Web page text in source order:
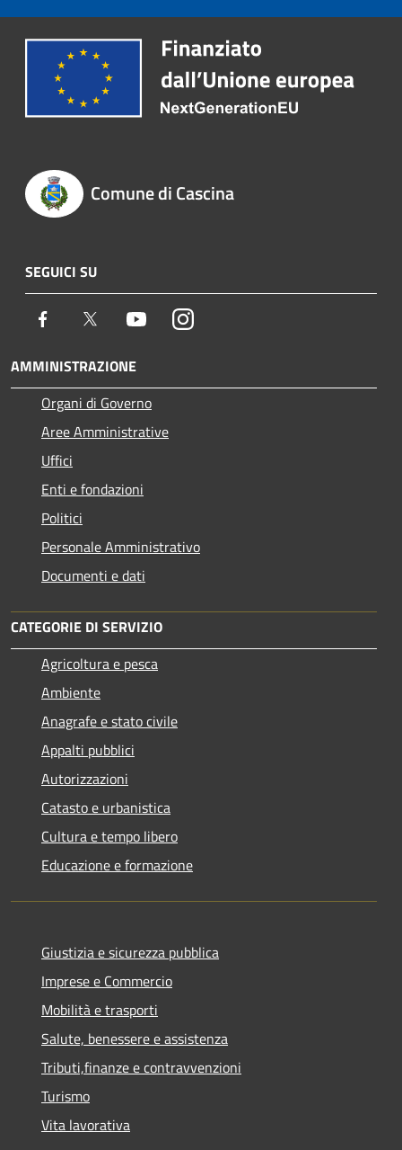
Comune di Cascina
SEGUICI SU
Facebook Twitter YoutubeInstagram
AMMINISTRAZIONE
Organi di Governo
Aree Amministrative
Uffici
Enti e fondazioni
Politici
Personale Amministrativo
Documenti e dati
CATEGORIE DI SERVIZIO
Agricoltura e pesca
Ambiente
Anagrafe e stato civile
Appalti pubblici
Autorizzazioni
Catasto e urbanistica
Cultura e tempo libero
Educazione e formazione
Giustizia e sicurezza pubblica
Imprese e Commercio
Mobilità e trasporti
Salute, benessere e assistenza
Tributi,finanze e contravvenzioni
Turismo
Vita lavorativa